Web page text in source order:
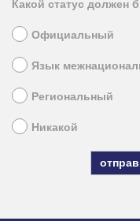
Какой статус должен
Официальный
Язык
Региональный
Никакой